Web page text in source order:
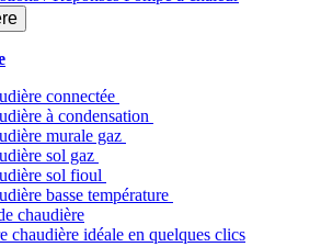
connectée
à condensation
murale gaz
sol gaz
sol fioul
basse température
chaudière
chaudière idéale en quelques clics